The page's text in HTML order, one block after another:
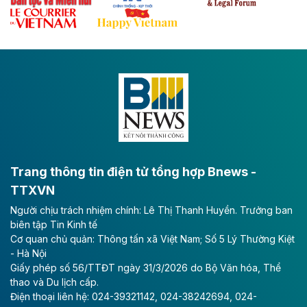
Đề xuất đầu tư 11.500 tỷ đồng xây dựng cao
tốc CT.11 qua Ninh Bình
Đông A dài khoảng 25,1 km được kỳ vọng sẽ tạo động
lực phát triển kinh tế - xã hội khu vực phía Nam đồng
Long Thành
Tổng công ty Cảng hàng không Việt Nam - CTCP
(ACV) vừa lập kỷ lục mới về lợi nhuận trong quý
II/2026.
Theo baodautu.vn
Vinaconex lập đỉnh doanh thu
Tổng CTCP Xuất nhập khẩu và Xây dựng Việt Nam
Trang thông tin điện tử tổng hợp Bnews -
TTXVN
Người chịu trách nhiệm chính: Lê Thị Thanh Huyền. Trưởng ban
biên tập Tin Kinh tế
Cơ quan chủ quản: Thông tấn xã Việt Nam; Số 5 Lý Thường Kiệt
- Hà Nội
Giấy phép số 56/TTĐT ngày 31/3/2026 do Bộ Văn hóa, Thể
thao và Du lịch cấp.
Điện thoại liên hệ: 024-39321142, 024-38242694, 024-